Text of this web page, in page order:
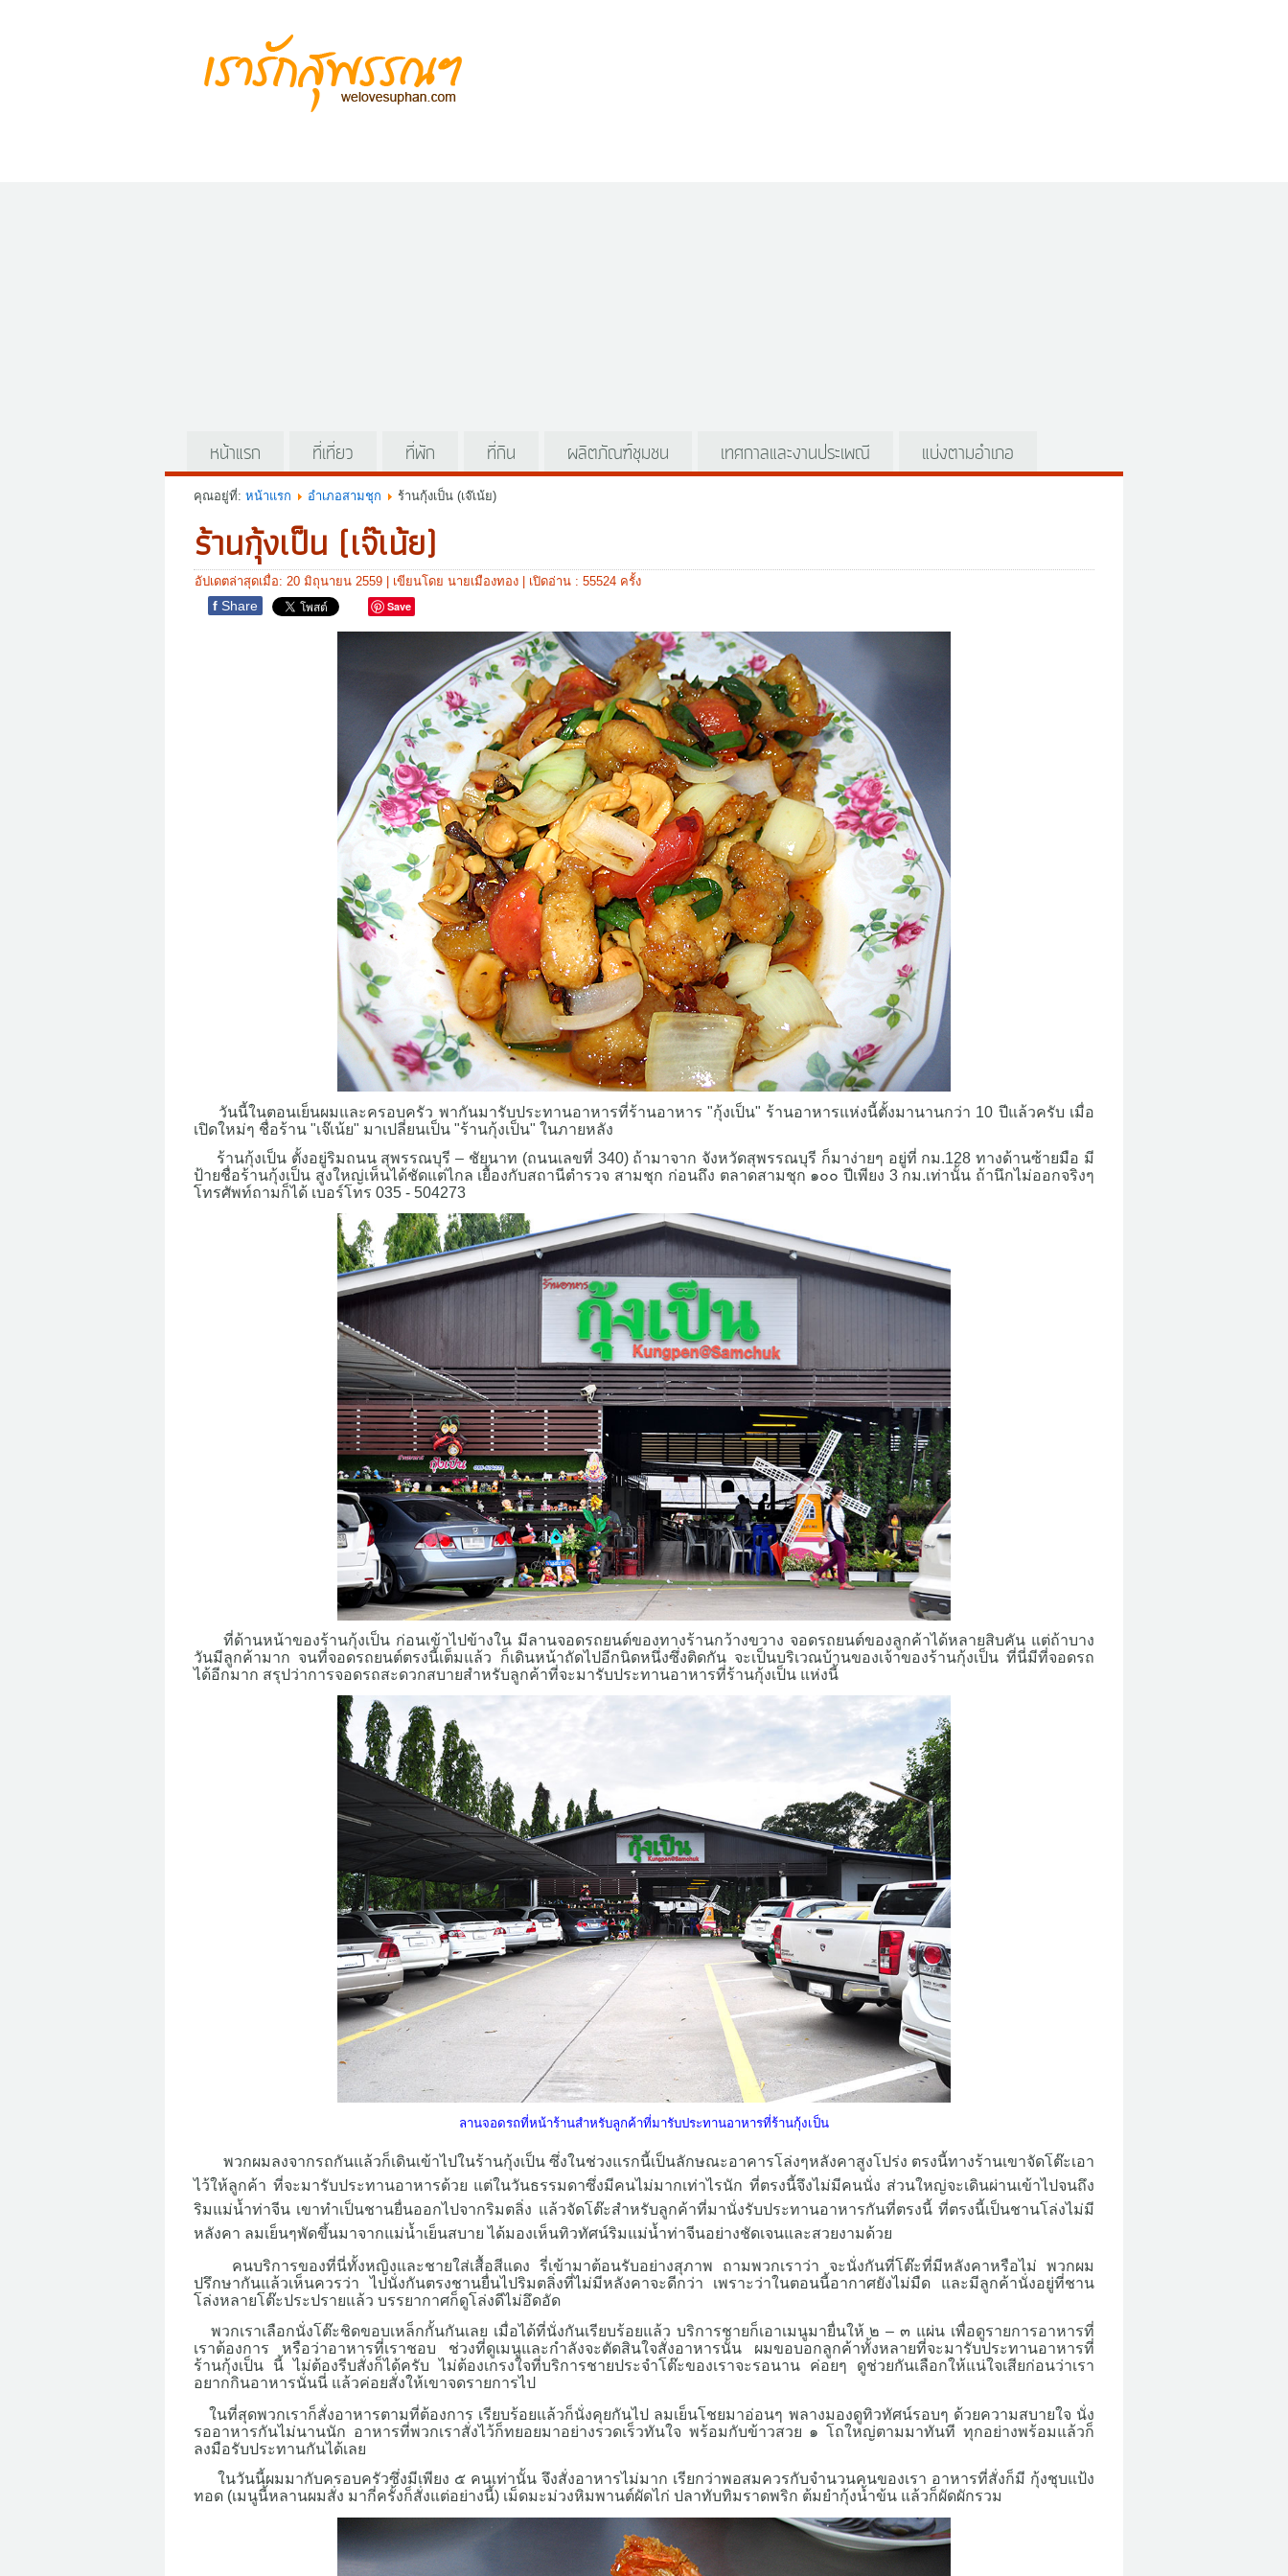
หน้าแรก ที่เที่ยว ที่พัก ที่กิน ผลิตภัณฑ์ชุมชน เทศกาลและงานประเพณี แบ่งตามอำเภอ
คุณอยู่ที่: หน้าแรก อำเภอสามชุก ร้านกุ้งเป็น (เจ๊เน้ย)
ร้านกุ้งเป็น (เจ๊เน้ย)
อัปเดตล่าสุดเมื่อ: 20 มิถุนายน 2559 เขียนโดย นายเมืองทอง | เปิดอ่าน : 55524 ครั้ง
f Share Save
วันนี้ในตอนเย็นผมและครอบครัว พากันมารับประทานอาหารที่ร้านอาหาร "กุ้งเป็น" ร้านอาหารแห่งนี้ตั้งมานานกว่า 10 ปีแล้วครับ เมื่อ
เปิดใหม่ๆ ชื่อร้าน "เจ๊เน้ย" มาเปลี่ยนเป็น "ร้านกุ้งเป็น" ในภายหลัง
ร้านกุ้งเป็น ตั้งอยู่ริมถนน สุพรรณบุรี – ชัยนาท (ถนนเลขที่ 340) ถ้ามาจาก จังหวัดสุพรรณบุรี ก็มาง่ายๆ อยู่ที่ กม.128 ทางด้านซ้ายมือ มี
ป้ายชื่อร้านกุ้งเป็น สูงใหญ่เห็นได้ชัดแต่ไกล เยื้องกับสถานีตำรวจ สามชุก ก่อนถึง ตลาดสามชุก ๑๐๐ ปีเพียง 3 กม.เท่านั้น ถ้านึกไม่ออกจริงๆ
โทรศัพท์ถามก็ได้ เบอร์โทร 035 - 504273
ที่ด้านหน้าของร้านกุ้งเป็น ก่อนเข้าไปข้างใน มีลานจอดรถยนต์ของทางร้านกว้างขวาง จอดรถยนต์ของลูกค้าได้หลายสิบคัน แต่ถ้าบาง
วันมีลูกค้ามาก จนที่จอดรถยนต์ตรงนี้เต็มแล้ว ก็เดินหน้าถัดไปอีกนิดหนึ่งซึ่งติดกัน จะเป็นบริเวณบ้านของเจ้าของร้านกุ้งเป็น ที่นี่มีที่จอดรถ
ได้อีกมาก สรุปว่าการจอดรถสะดวกสบายสำหรับลูกค้าที่จะมารับประทานอาหารที่ร้านกุ้งเป็น แห่งนี้
ลานจอดรถที่หน้าร้านสำหรับลูกค้าที่มารับประทานอาหารที่ร้านกุ้งเป็น
พวกผมลงจากรถกันแล้วก็เดินเข้าไปในร้านกุ้งเป็น ซึ่งในช่วงแรกนี้เป็นลักษณะอาคารโล่งๆหลังคาสูงโปร่ง ตรงนี้ทางร้านเขาจัดโต๊ะเอา
ไว้ให้ลูกค้า ที่จะมารับประทานอาหารด้วย แต่ในวันธรรมดาซึ่งมีคนไม่มากเท่าไรนัก ที่ตรงนี้จึงไม่มีคนนั่ง ส่วนใหญ่จะเดินผ่านเข้าไปจนถึง
ริมแม่น้ำท่าจีน เขาทำเป็นชานยื่นออกไปจากริมตลิ่ง แล้วจัดโต๊ะสำหรับลูกค้าที่มานั่งรับประทานอาหารกันที่ตรงนี้ ที่ตรงนี้เป็นชานโล่งไม่มี
หลังคา ลมเย็นๆพัดขึ้นมาจากแม่น้ำเย็นสบาย ได้มองเห็นทิวทัศน์ริมแม่น้ำท่าจีนอย่างชัดเจนและสวยงามด้วย
คนบริการของที่นี่ทั้งหญิงและชายใส่เสื้อสีแดง
รี่เข้ามาต้อนรับอย่างสุภาพ ถามพวกเราว่า จะนั่งกันที่โต๊ะที่มีหลังคาหรือไม่ พวกผม
ปรึกษากันแล้วเห็นควรว่า ไปนั่งกันตรงชานยื่นไปริมตลิ่งที่ไม่มีหลังคาจะดีกว่า
เพราะว่าในตอนนี้อากาศยังไม่มืด และมีลูกค้านั่งอยู่ที่ชาน
โล่งหลายโต๊ะประปรายแล้ว บรรยากาศก็ดูโล่งดีไม่อึดอัด
พวกเราเลือกนั่งโต๊ะชิดขอบเหล็กกั้นกันเลย เมื่อได้ที่นั่งกันเรียบร้อยแล้ว บริการชายก็เอาเมนูมายื่นให้ ๒ – ๓ แผ่น เพื่อดูรายการอาหารที่
เราต้องการ หรือว่าอาหารที่เราชอบ ช่วงที่ดูเมนูและกำลังจะตัดสินใจสั่งอาหารนั้น ผมขอบอกลูกค้าทั้งหลายที่จะมารับประทานอาหารที่
ร้านกุ้งเป็น นี้ ไม่ต้องรีบสั่งก็ได้ครับ ไม่ต้องเกรงใจที่บริการชายประจำโต๊ะของเราจะรอนาน ค่อยๆ ดูช่วยกันเลือกให้แน่ใจเสียก่อนว่าเรา
อยากกินอาหารนั่นนี่ แล้วค่อยสั่งให้เขาจดรายการไป
ในที่สุดพวกเราก็สั่งอาหารตามที่ต้องการ เรียบร้อยแล้วก็นั่งคุยกันไป ลมเย็นโชยมาอ่อนๆ พลางมองดูทิวทัศน์รอบๆ ด้วยความสบายใจ นั่ง
รออาหารกันไม่นานนัก อาหารที่พวกเราสั่งไว้ก็ทยอยมาอย่างรวดเร็วทันใจ พร้อมกับข้าวสวย ๑ โถใหญ่ตามมาทันที ทุกอย่างพร้อมแล้วก็
ลงมือรับประทานกันได้เลย
ในวันนี้ผมมากับครอบครัวซึ่งมีเพียง ๕ คนเท่านั้น จึงสั่งอาหารไม่มาก เรียกว่าพอสมควรกับจำนวนคนของเรา อาหารที่สั่งก็มี กุ้งชุบแป้ง
ทอด (เมนูนี้หลานผมสั่ง มากี่ครั้งก็สั่งแต่อย่างนี้) เม็ดมะม่วงหิมพานต์ผัดไก่ ปลาทับทิมราดพริก ต้มยำกุ้งน้ำข้น แล้วก็ผัดผักรวม